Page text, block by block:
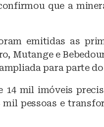
que a
emitidas as
Mutange e
para parte
14 mil imóveis
mil pessoas e